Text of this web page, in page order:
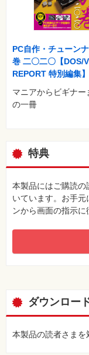
PC自作・チューン
巻 二〇二〇【DOS/
REPORT 特別編集】
マニアからビギナー
の一冊
特典
本製品にはご購読
いています。お手
ンから画面の指示に
ダウンロー
本製品の読者さまを